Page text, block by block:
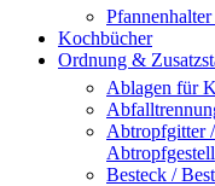
Kochbücher
Ordnung &
Ablagen für
Abtropfgitter
Abtropfgestell
Besteck /